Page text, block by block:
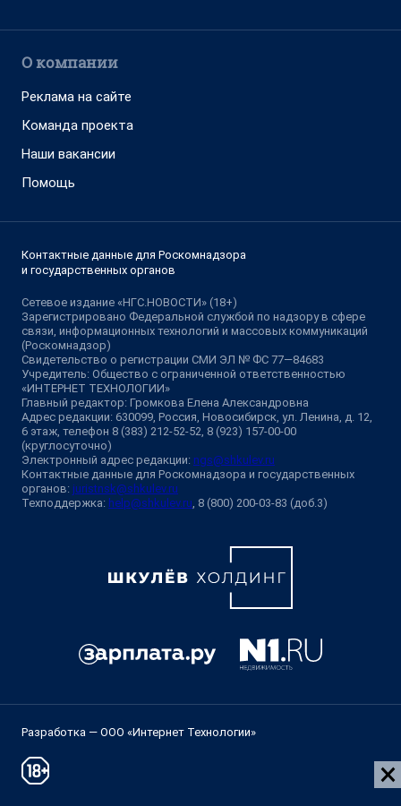
О компании
Реклама на сайте
Команда проекта
Наши вакансии
Помощь
Контактные данные для Роскомнадзора
и государственных органов
Сетевое издание «НГС.НОВОСТИ» (18+)
Зарегистрировано Федеральной службой по надзору в сфере
связи, информационных технологий и массовых коммуникаций
(Роскомнадзор)
Свидетельство о регистрации СМИ ЭЛ № ФС 77—84683
Учредитель: Общество с ограниченной ответственностью
«ИНТЕРНЕТ ТЕХНОЛОГИИ»
Главный редактор: Громкова Елена Александровна
Адрес редакции: 630099, Россия, Новосибирск, ул. Ленина, д. 12,
6 этаж, телефон 8 (383) 212-52-52, 8 (923) 157-00-00
(круглосуточно)
Электронный адрес редакции: ngs@shkulev.ru
Контактные данные для Роскомнадзора и государственных
органов: juristnsk@shkulev.ru
Техподдержка: help@shkulev.ru , 8 (800) 200-03-83 (доб.3)
Разработка — ООО «Интернет Технологии»